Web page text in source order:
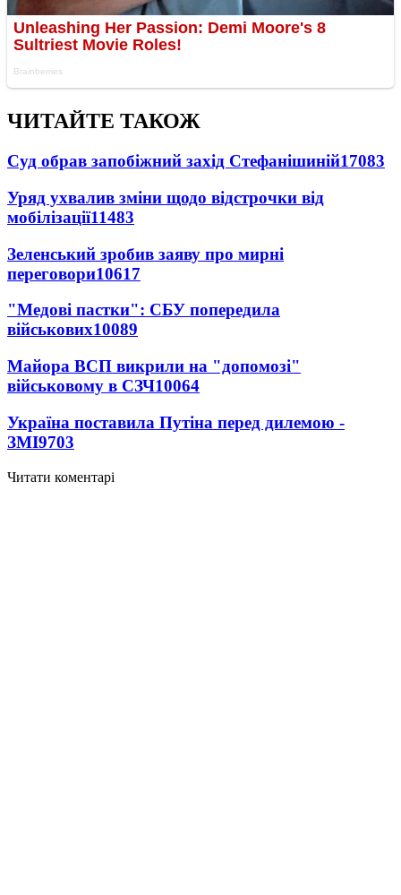
ЧИТАЙТЕ ТАКОЖ
Суд обрав запобіжний захід Стефанішиній17083
Уряд ухвалив зміни щодо відстрочки від
мобілізації11483
Зеленський зробив заяву про мирні
переговори10617
"Медові пастки": СБУ попередила
військових10089
Майора ВСП викрили на "допомозі"
військовому в СЗЧ10064
Україна поставила Путіна перед дилемою -
ЗМІ9703
Читати коментарі